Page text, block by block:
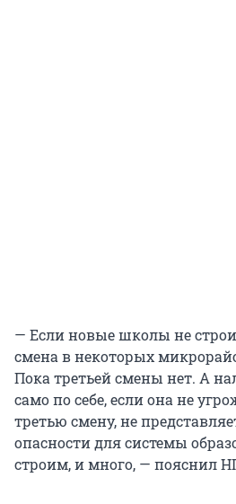
— Если новые школы не
смена в некоторых
Пока третьей смены нет. А
само по себе, если она не
третью смену, не
опасности для системы
строим, и много, — пояснил